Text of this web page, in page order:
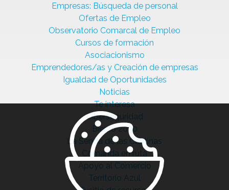
Empresas: Búsqueda de personal
Ofertas de Empleo
Observatorio Comarcal de Empleo
Cursos de formación
Asociacionismo
Emprendedores/as y Creación de empresas
Igualdad de Oportunidades
Noticias
Te interesa
Ciberseguridad
Bierzo 2030
La Senda de las Cantinas
Comanda en ruta
Apoyo al Comercio
Territorio Azul